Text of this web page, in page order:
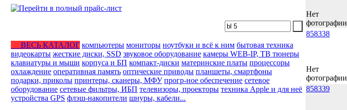
ВЕСЬ КАТАЛОГ компьютеры мониторы ноутбуки и всё к ним бытовая техника
видеокарты жесткие диски, SSD звуковое оборудование камеры WEB-IP, ТВ тюнеры
клавиатуры и мыши корпуса и БП компакт-диски материнские платы процессоры
охлаждение оперативная память оптические приводы планшеты, смартфоны
подарки, приколы принтеры, сканеры, МФУ прогр-ное обеспечение сетевое
оборудование сетевые фильтры, ИБП телевизоры, проекторы техника Apple и для неё
устройства GPS флэш-накопители шнуры, кабели...
Нет
фотографии
858338
Нет
фотографии
858339